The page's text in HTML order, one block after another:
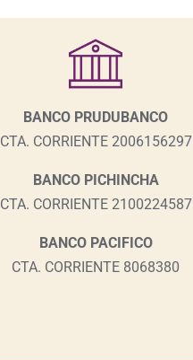
BANCO PRUDUBANCO
CTA. CORRIENTE 2006156297
BANCO PICHINCHA
CTA. CORRIENTE 2100224587
BANCO PACIFICO
CTA. CORRIENTE 8068380